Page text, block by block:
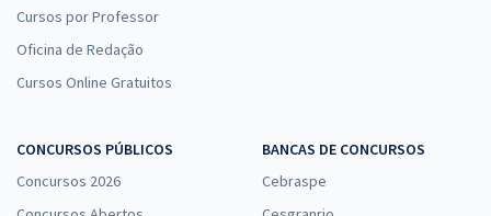
Cursos por Professor
Oficina de Redação
Cursos Online Gratuitos
CONCURSOS PÚBLICOS
Concursos 2026
BANCAS DE CONCURSOS
Cebraspe